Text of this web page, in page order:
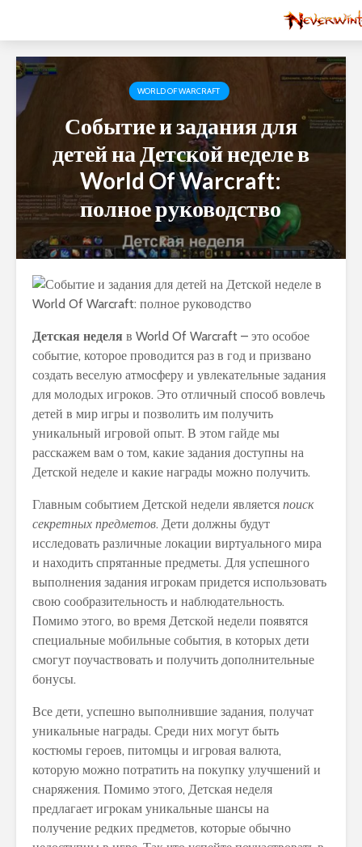
WORLD OF WARCRAFT
Событие и задания для
детей на Детской неделе в
World Of Warcraft:
полное руководство
Детская неделя в World Of Warcraft – это особое
событие, которое проводится раз в год и призвано
создать веселую атмосферу и увлекательные задания
для молодых игроков. Это отличный способ вовлечь
детей в мир игры и позволить им получить
уникальный игровой опыт. В этом гайде мы
расскажем вам о том, какие задания доступны на
Детской неделе и какие награды можно получить.
Главным событием Детской недели является поиск
секретных предметов. Дети должны будут
исследовать различные локации виртуального мира
и находить спрятанные предметы. Для успешного
выполнения задания игрокам придется использовать
свою сообразительность и наблюдательность.
Помимо этого, во время Детской недели появятся
специальные мобильные события, в которых дети
смогут поучаствовать и получить дополнительные
бонусы.
Все дети, успешно выполнившие задания, получат
уникальные награды. Среди них могут быть
костюмы героев, питомцы и игровая валюта,
которую можно потратить на покупку улучшений и
снаряжения. Помимо этого, Детская неделя
предлагает игрокам уникальные шансы на
получение редких предметов, которые обычно